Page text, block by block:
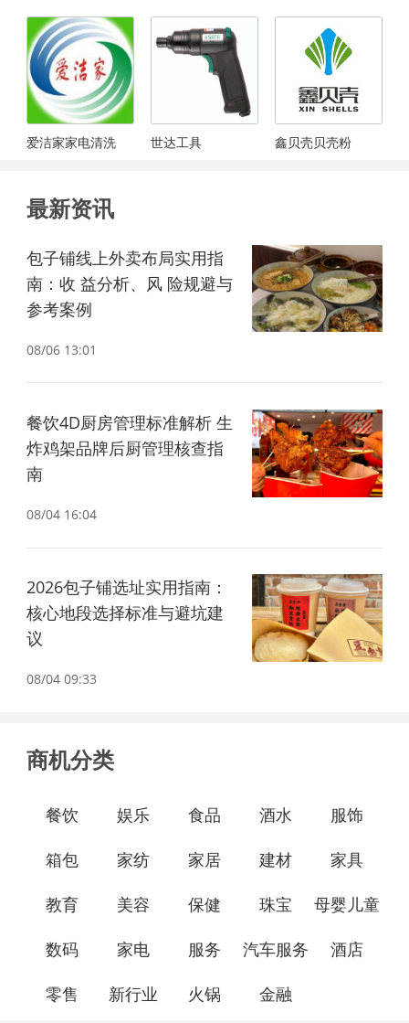
爱洁家家电清洗 世达工具 鑫贝壳贝壳粉
最新资讯
包子铺线上外卖布局实用指
南：收 益分析、风 险规避与
参考案例
08/06 13:01
餐饮4D厨房管理标准解析 生
炸鸡架品牌后厨管理核查指
南
08/04 16:04
2026包子铺选址实用指南：
核心地段选择标准与避坑建
议
08/04 09:33
商机分类
餐饮 娱乐 食品 酒水 服饰
箱包 家纺 家居 建材 家具
教育 美容 保健 珠宝 母婴儿童
数码 家电 服务 汽车服务 酒店
零售 新行业 火锅 金融